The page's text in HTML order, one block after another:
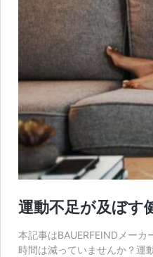
運動不足が及ぼす
本記事はBAUERFEINDメー
時間は減っていませんか？